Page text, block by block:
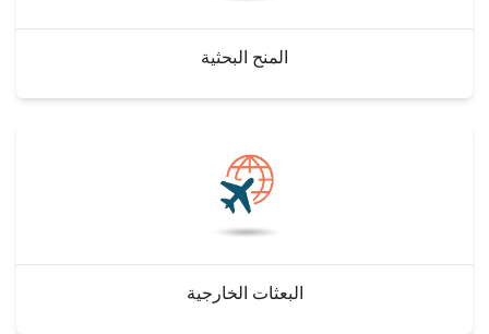
المنح البحثية
البعثات الخارجية